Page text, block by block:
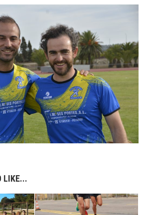
LIKE...